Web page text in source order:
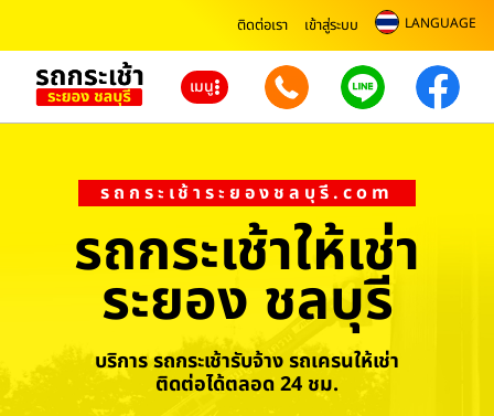
ติดต่อเรา เข้าสู่ระบบ LANGUAGE
เมนู
รถกระเช้าระยองชลบุรี.com
รถกระเช้าให้เช่า
ระยอง ชลบุรี
บริการ รถกระเช้ารับจ้าง รถเครนให้เช่า
ติดต่อได้ตลอด 24 ชม.